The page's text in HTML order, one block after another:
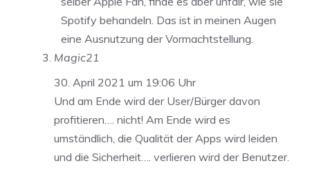
Spotify behandeln. Das ist in meinen Augen
eine Ausnutzung der Vormachtstellung.
Magic21
30. April 2021 um 19:06 Uhr
Und am Ende wird der User/Bürger davon
profitieren…. nicht! Am Ende wird es
umständlich, die Qualität der Apps wird leiden
und die Sicherheit…. verlieren wird der Benutzer.